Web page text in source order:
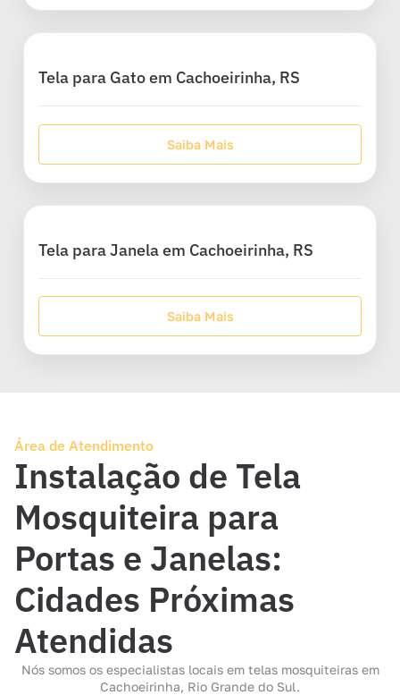
Tela para Gato em Cachoeirinha, RS
Saiba Mais
Tela para Janela em Cachoeirinha, RS
Saiba Mais
Área de Atendimento
Instalação de Tela
Mosquiteira para
Portas e Janelas:
Cidades Próximas
Atendidas
Nós somos os especialistas locais em telas mosquiteiras em
Cachoeirinha, Rio Grande do Sul.